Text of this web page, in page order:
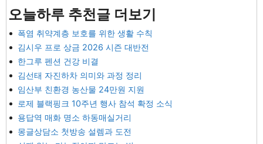
오늘하루 추천글 더보기
폭염 취약계층 보호를 위한 생활 수칙
김시우 프로 상금 2026 시즌 대반전
한그루 펜션 건강 비결
김선태 자진하차 의미와 과정 정리
임산부 친환경 농산물 24만원 지원
로제 블랙핑크 10주년 행사 참석 확정 소식
용답역 매화 명소 하동매실거리
몽글상담소 첫방송 설렘과 도전